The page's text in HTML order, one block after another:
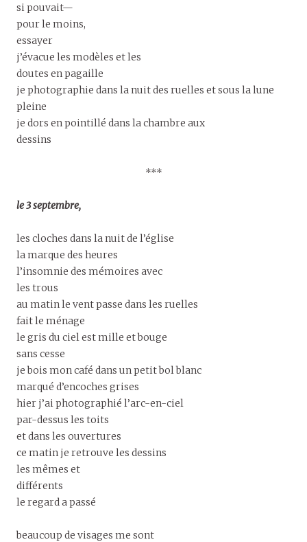
si pouvait—
pour le moins,
essayer
j’évacue les modèles et les
doutes en pagaille
je photographie dans la nuit des ruelles et sous la lune
pleine
je dors en pointillé dans la chambre aux
dessins
***
le 3 septembre,
les cloches dans la nuit de l’église
la marque des heures
l’insomnie des mémoires avec
les trous
au matin le vent passe dans les ruelles
fait le ménage
le gris du ciel est mille et bouge
sans cesse
je bois mon café dans un petit bol blanc
marqué d’encoches grises
hier j’ai photographié l’arc-en-ciel
par-dessus les toits
et dans les ouvertures
ce matin je retrouve les dessins
les mêmes et
différents
le regard a passé
beaucoup de visages me sont